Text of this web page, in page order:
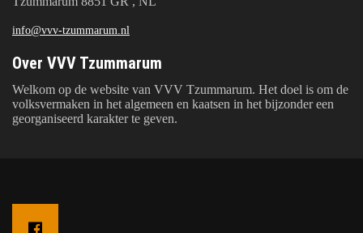
info@vvv-tzummarum.nl
Over VVV Tzummarum
Welkom op de website van VVV Tzummarum. Het doel is om de
volksvermaken in het algemeen en kaatsen in het bijzonder een
georganiseerd karakter te geven.